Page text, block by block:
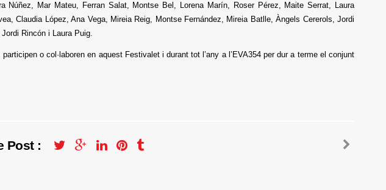
Núñez, Mar Mateu, Ferran Salat, Montse Bel, Lorena Marín, Roser Pérez, Maite Serrat, Laura
Claudia López, Ana Vega, Mireia Reig, Montse Fernández, Mireia Batlle, Àngels Cererols, Jordi
Rincón i Laura Puig.
o col·laboren en aquest Festivalet i durant tot l’any a l’EVA354 per dur a terme el conjunt
Post :